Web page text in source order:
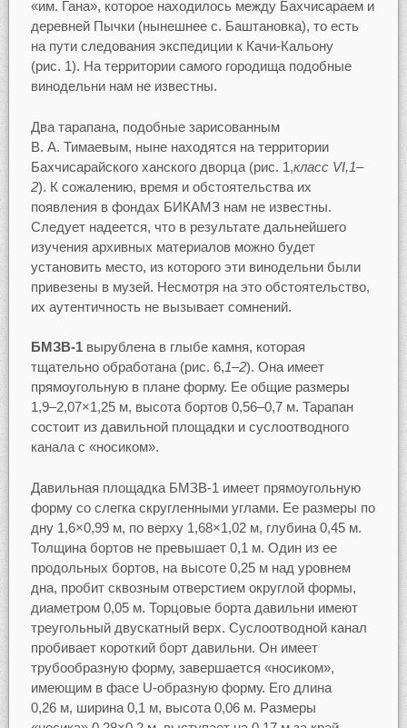
«им. Гана», которое находилось между Бахчисараем и
деревней Пычки (нынешнее с. Баштановка), то есть
на пути следования экспедиции к Качи-Кальону
(рис. 1). На территории самого городища подобные
винодельни нам не известны.
Два тарапана, подобные зарисованным
В. А. Тимаевым, ныне находятся на территории
Бахчисарайского ханского дворца (рис. 1,класс VI,1–
2). К сожалению, время и обстоятельства их
появления в фондах БИКАМЗ нам не известны.
Следует надеется, что в результате дальнейшего
изучения архивных материалов можно будет
установить место, из которого эти винодельни были
привезены в музей. Несмотря на это обстоятельство,
их аутентичность не вызывает сомнений.
БМЗВ-1вырублена в глыбе камня, которая
тщательно обработана (рис. 6,1–2). Она имеет
прямоугольную в плане форму. Ее общие размеры
1,9–2,07×1,25 м, высота бортов 0,56–0,7 м. Тарапан
состоит из давильной площадки и суслоотводного
канала с «носиком».
Давильная площадка БМЗВ-1 имеет прямоугольную
форму со слегка скругленными углами. Ее размеры по
дну 1,6×0,99 м, по верху 1,68×1,02 м, глубина 0,45 м.
Толщина бортов не превышает 0,1 м. Один из ее
продольных бортов, на высоте 0,25 м над уровнем
дна, пробит сквозным отверстием округлой формы,
диаметром 0,05 м. Торцовые борта давильни имеют
треугольный двускатный верх. Суслоотводной канал
пробивает короткий борт давильни. Он имеет
трубообразную форму, завершается «носиком»,
имеющим в фасе U-образную форму. Его длина
0,26 м, ширина 0,1 м, высота 0,06 м. Размеры